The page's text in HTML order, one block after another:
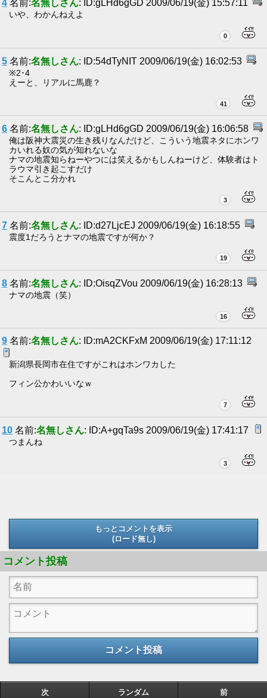
4 名前:名無しさん: ID:gLHd6gGD 2009/06/19(金) 15:57:11
いや、わかんねえよ
0
5 名前:名無しさん: ID:54dTyNIT 2009/06/19(金) 16:02:53
※2･4
えーと、リアルに馬鹿？
41
6 名前:名無しさん: ID:gLHd6gGD 2009/06/19(金) 16:06:58
俺は阪神大震災の生き残りなんだけど、こういう地震ネタにホンワ
カいれる奴の気が知れないな
ナマの地震知らねーやつには笑えるかもしんねーけど、体験者はト
ラウマ引き起こすだけ
そこんとこ分かれ
3
7 名前:名無しさん: ID:d27LjcEJ 2009/06/19(金) 16:18:55
震度1だろうとナマの地震ですが何か？
19
8 名前:名無しさん: ID:OisqZVou 2009/06/19(金) 16:28:13
ナマの地震（笑）
16
9 名前:名無しさん: ID:mA2CKFxM 2009/06/19(金) 17:11:12
新潟県長岡市在住ですがこれはホンワカした
フィン公かわいいなｗ
7
10 名前:名無しさん: ID:A+gqTa9s 2009/06/19(金) 17:41:17
つまんね
3
もっとコメントを表示
(ロード無し)
コメント投稿
コメント投稿
次 ランダム 前